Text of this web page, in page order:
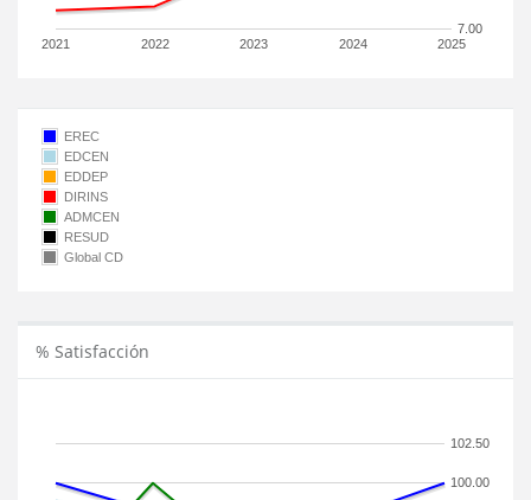
2021 2022 2023 2024 2025
7.00
EREC
EDCEN
EDDEP
DIRINS
ADMCEN
RESUD
Global CD
% Satisfacción
100.00
102.50